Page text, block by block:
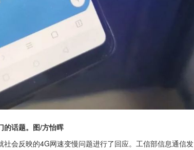
的话题。图/方怡晖
会反映的4G网速变慢问题进行了回应。工信部信息通信发